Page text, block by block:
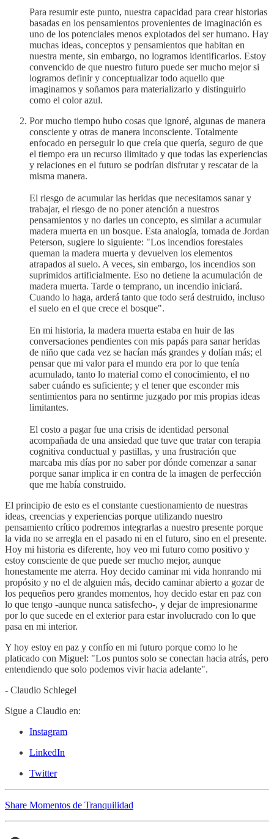
Para resumir este punto, nuestra capacidad para crear historias
basadas en los pensamientos provenientes de imaginación es
uno de los potenciales menos explotados del ser humano. Hay
muchas ideas, conceptos y pensamientos que habitan en
nuestra mente, sin embargo, no logramos identificarlos. Estoy
convencido de que nuestro futuro puede ser mucho mejor si
logramos definir y conceptualizar todo aquello que
imaginamos y soñamos para materializarlo y distinguirlo
como el color azul.
Por mucho tiempo hubo cosas que ignoré, algunas de manera
consciente y otras de manera inconsciente. Totalmente
enfocado en perseguir lo que creía que quería, seguro de que
el tiempo era un recurso ilimitado y que todas las experiencias
y relaciones en el futuro se podrían disfrutar y rescatar de la
misma manera.
El riesgo de acumular las heridas que necesitamos sanar y
trabajar, el riesgo de no poner atención a nuestros
pensamientos y no darles un concepto, es similar a acumular
madera muerta en un bosque. Esta analogía, tomada de Jordan
Peterson, sugiere lo siguiente: "Los incendios forestales
queman la madera muerta y devuelven los elementos
atrapados al suelo. A veces, sin embargo, los incendios son
suprimidos artificialmente. Eso no detiene la acumulación de
madera muerta. Tarde o temprano, un incendio iniciará.
Cuando lo haga, arderá tanto que todo será destruido, incluso
el suelo en el que crece el bosque".
En mi historia, la madera muerta estaba en huir de las
conversaciones pendientes con mis papás para sanar heridas
de niño que cada vez se hacían más grandes y dolían más; el
pensar que mi valor para el mundo era por lo que tenía
acumulado, tanto lo material como el conocimiento, el no
saber cuándo es suficiente; y el tener que esconder mis
sentimientos para no sentirme juzgado por mis propias ideas
limitantes.
El costo a pagar fue una crisis de identidad personal
acompañada de una ansiedad que tuve que tratar con terapia
cognitiva conductual y pastillas, y una frustración que
marcaba mis días por no saber por dónde comenzar a sanar
porque sanar implica ir en contra de la imagen de perfección
que me había construido.
El principio de esto es el constante cuestionamiento de nuestras
ideas, creencias y experiencias porque utilizando nuestro
pensamiento crítico podremos integrarlas a nuestro presente porque
la vida no se arregla en el pasado ni en el futuro, sino en el presente.
Hoy mi historia es diferente, hoy veo mi futuro como positivo y
estoy consciente de que puede ser mucho mejor, aunque
honestamente me aterra. Hoy decido caminar mi vida honrando mi
propósito y no el de alguien más, decido caminar abierto a gozar de
los pequeños pero grandes momentos, hoy decido estar en paz con
lo que tengo -aunque nunca satisfecho-, y dejar de impresionarme
por lo que sucede en el exterior para estar involucrado con lo que
pasa en mi interior.
Y hoy estoy en paz y confío en mi futuro porque como lo he
platicado con Miguel: "Los puntos solo se conectan hacia atrás, pero
entendiendo que solo podemos vivir hacia adelante".
- Claudio Schlegel
Sigue a Claudio en:
Instagram
LinkedIn
Twitter
Share Momentos de Tranquilidad